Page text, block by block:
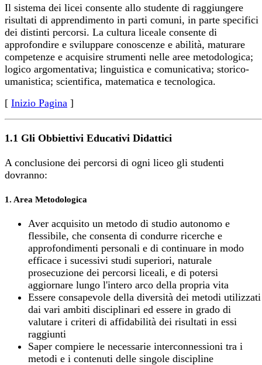
Il sistema dei licei consente allo studente di raggiungere
risultati di apprendimento in parti comuni, in parte specifici
dei distinti percorsi. La cultura liceale consente di
approfondire e sviluppare conoscenze e abilità, maturare
competenze e acquisire strumenti nelle aree metodologica;
logico argomentativa; linguistica e comunicativa; storico-
umanistica; scientifica, matematica e tecnologica.
[ Inizio Pagina ]
1.1 Gli Obbiettivi Educativi Didattici
A conclusione dei percorsi di ogni liceo gli studenti
dovranno:
1. Area Metodologica
Aver acquisito un metodo di studio autonomo e
flessibile, che consenta di condurre ricerche e
approfondimenti personali e di continuare in modo
efficace i sucessivi studi superiori, naturale
prosecuzione dei percorsi liceali, e di potersi
aggiornare lungo l'intero arco della propria vita
Essere consapevole della diversità dei metodi utilizzati
dai vari ambiti disciplinari ed essere in grado di
valutare i criteri di affidabilità dei risultati in essi
raggiunti
Saper compiere le necessarie interconnessioni tra i
metodi e i contenuti delle singole discipline